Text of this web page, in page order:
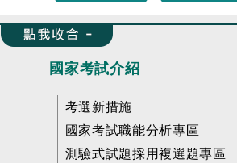
收合 FatFooter
國家考試介紹
考選新措施
國家考試職能分析專區
測驗式試題採用複選題專區